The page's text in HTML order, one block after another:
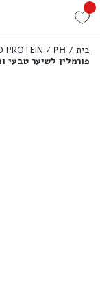
בית /
PROTEIN /
פורמלין לשיער טבעי וצבוע טון